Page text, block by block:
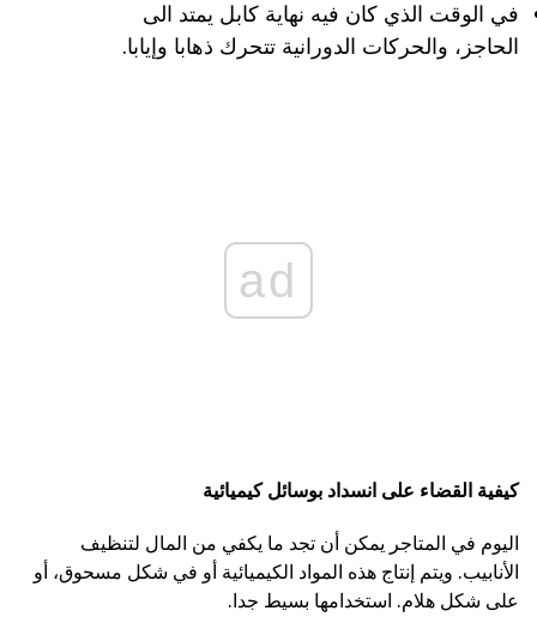
في الوقت الذي كان فيه نهاية كابل يمتد الى
الحاجز، والحركات الدورانية تتحرك ذهابا وإيابا.
ad
كيفية القضاء على انسداد بوسائل كيميائية
اليوم في المتاجر يمكن أن تجد ما يكفي من المال لتنظيف
الأنابيب. ويتم إنتاج هذه المواد الكيميائية أو في شكل مسحوق، أو
على شكل هلام. استخدامها بسيط جدا.